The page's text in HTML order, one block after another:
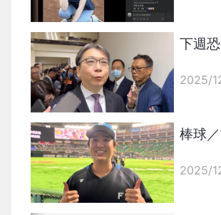
{PLAYICON}
{PLAYICON}
下週
2025/
{PLAYICON}
棒球
2025/